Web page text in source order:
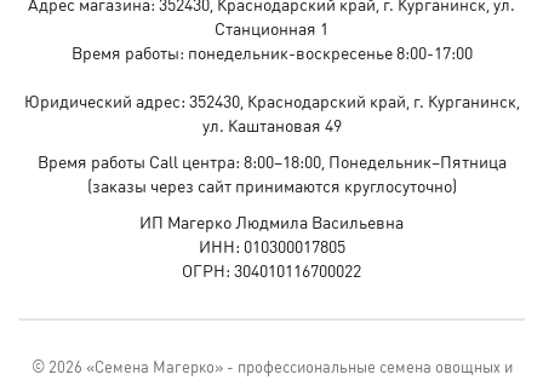
Станционная 1
Время работы: понедельник-воскресенье 8:00-17:00
Юридический адрес: 352430, Краснодарский край, г. Курганинск,
ул. Каштановая 49
Время работы Call центра: 8:00–18:00, Понедельник–Пятница
(заказы через сайт принимаются круглосуточно)
ИП Магерко Людмила Васильевна
ИНН: 010300017805
ОГРН: 304010116700022
© 2026 «Семена Магерко» - профессиональные семена овощных и